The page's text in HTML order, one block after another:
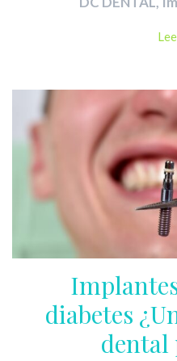
diabetes
dental